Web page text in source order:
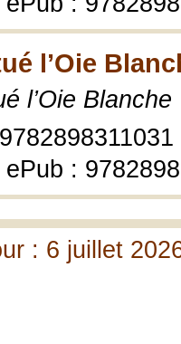
l’Oie
l’Oie Blanche
:
: 6 juillet